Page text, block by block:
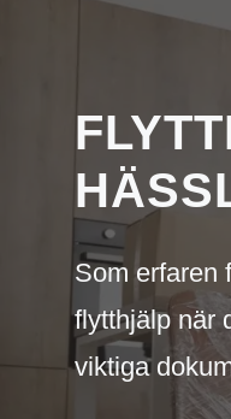
Som erfaren
flytthjälp när
viktiga